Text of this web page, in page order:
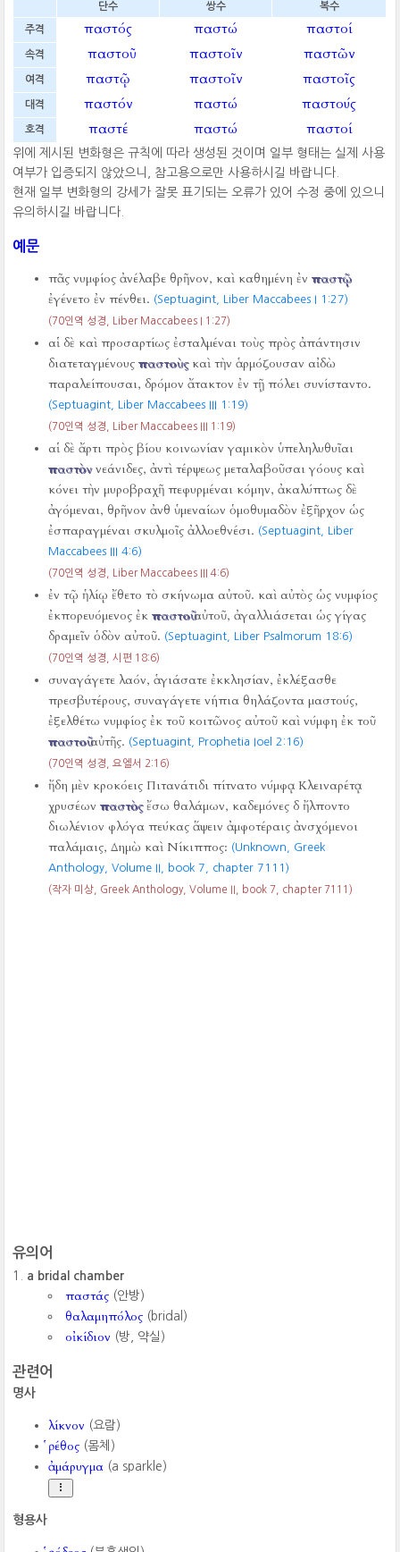
단수 쌍수 복수
주격 παστός παστώ παστοί
속격 παστοῦ παστοῖν παστῶν
여격 παστῷ παστοῖν παστοῖς
대격 παστόν παστώ παστούς
호격 παστέ παστώ παστοί
위에 제시된 변화형은 규칙에 따라 생성된 것이며 일부 형태는 실제 사용
여부가 입증되지 않았으니, 참고용으로만 사용하시길 바랍니다.
현재 일부 변화형의 강세가 잘못 표기되는 오류가 있어 수정 중에 있으니
유의하시길 바랍니다.
예문
πᾶς νυμφίος ἀνέλαβε θρῆνον, καὶ καθημένη ἐνπαστῷ
ἐγένετο ἐν πένθει. (Septuagint, Liber Maccabees I 1:27)
(70인역 성경, Liber Maccabees I 1:27)
αἱ δὲ καὶ προσαρτίως ἐσταλμέναι τοὺς πρὸς ἀπάντησιν
διατεταγμένουςπαστοὺςκαὶ τὴν ἁρμόζουσαν αἰδὼ
παραλείπουσαι, δρόμον ἄτακτον ἐν τῇ πόλει συνίσταντο.
(Septuagint, Liber Maccabees III 1:19)
(70인역 성경, Liber Maccabees III 1:19)
αἱ δὲ ἄρτι πρὸς βίου κοινωνίαν γαμικὸν ὑπεληλυθυῖαι
παστὸννεάνιδες, ἀντὶ τέρψεως μεταλαβοῦσαι γόους καὶ
κόνει τὴν μυροβραχῆ πεφυρμέναι κόμην, ἀκαλύπτως δὲ
ἀγόμεναι, θρῆνον ἀνθ ὑμεναίων ὁμοθυμαδὸν ἐξῆρχον ὡς
ἐσπαραγμέναι σκυλμοῖς ἀλλοεθνέσι. (Septuagint, Liber
Maccabees III 4:6)
(70인역 성경, Liber Maccabees III 4:6)
ἐν τῷ ἡλίῳ ἔθετο τὸ σκήνωμα αὐτοῦ. καὶ αὐτὸς ὡς νυμφίος
ἐκπορευόμενος ἐκπαστοῦαὐτοῦ, ἀγαλλιάσεται ὡς γίγας
δραμεῖν ὁδὸν αὐτοῦ. (Septuagint, Liber Psalmorum 18:6)
(70인역 성경, 시편 18:6)
συναγάγετε λαόν, ἁγιάσατε ἐκκλησίαν, ἐκλέξασθε
πρεσβυτέρους, συναγάγετε νήπια θηλάζοντα μαστούς,
ἐξελθέτω νυμφίος ἐκ τοῦ κοιτῶνος αὐτοῦ καὶ νύμφη ἐκ τοῦ
παστοῦαὐτῆς. (Septuagint, Prophetia Ioel 2:16)
(70인역 성경, 요엘서 2:16)
ἤδη μὲν κροκόεις Πιτανάτιδι πίτνατο νύμφᾳ Κλειναρέτᾳ
χρυσέωνπαστὸςἔσω θαλάμων, καδεμόνες δ ἤλποντο
διωλένιον φλόγα πεύκας ἅψειν ἀμφοτέραις ἀνσχόμενοι
παλάμαις, Δημὼ καὶ Νίκιππος: (Unknown, Greek
Anthology, Volume II, book 7, chapter 7111)
(작자 미상, Greek Anthology, Volume II, book 7, chapter 7111)
유의어
a bridal chamber
παστάς (안방)
θαλαμηπόλος (bridal)
οἰκίδιον (방, 약실)
관련어
명사
λίκνον (요람)
ῥέθος (몸체)
ἀμάρυγμα (a sparkle)
형용사